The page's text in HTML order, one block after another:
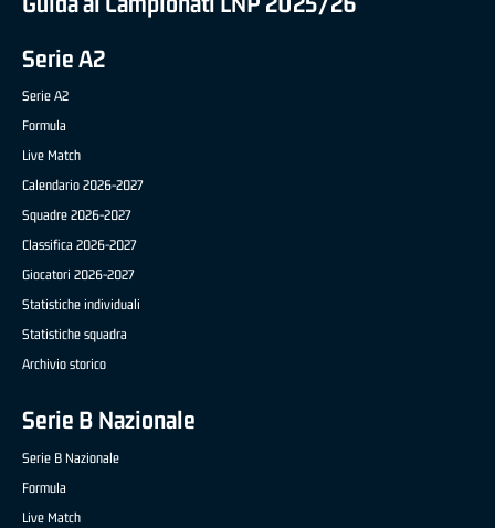
Serie A2
Serie A2
Formula
Live Match
Calendario 2026-2027
Squadre 2026-2027
Classifica 2026-2027
Giocatori 2026-2027
Statistiche individuali
Statistiche squadra
Archivio storico
Serie B Nazionale
Serie B Nazionale
Formula
Live Match